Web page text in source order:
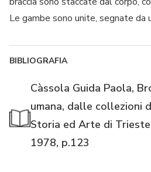
Le gambe sono unite, segnate da
BIBLIOGRAFIA
Càssola Guida Paola,
umana, dalle collezioni
Storia ed Arte di
1978, p.123